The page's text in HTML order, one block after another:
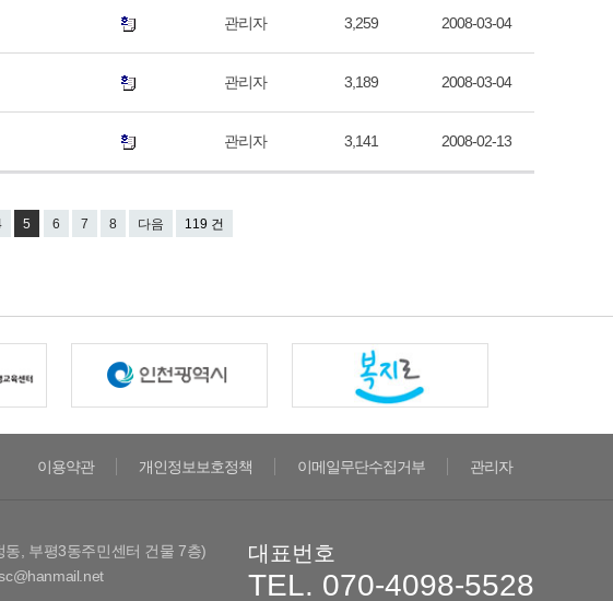
관리자 3,259 2008-03-04
관리자 3,189 2008-03-04
관리자 3,141 2008-02-13
5 6 7 8 다음 119 건
이용약관 개인정보보호정책 이메일무단수집거부 관리자
, 부평3동주민센터 건물 7층)
대표번호
TEL. 070-4098-5528